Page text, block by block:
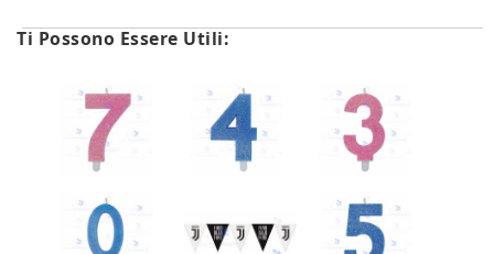
Ti Possono Essere Utili: